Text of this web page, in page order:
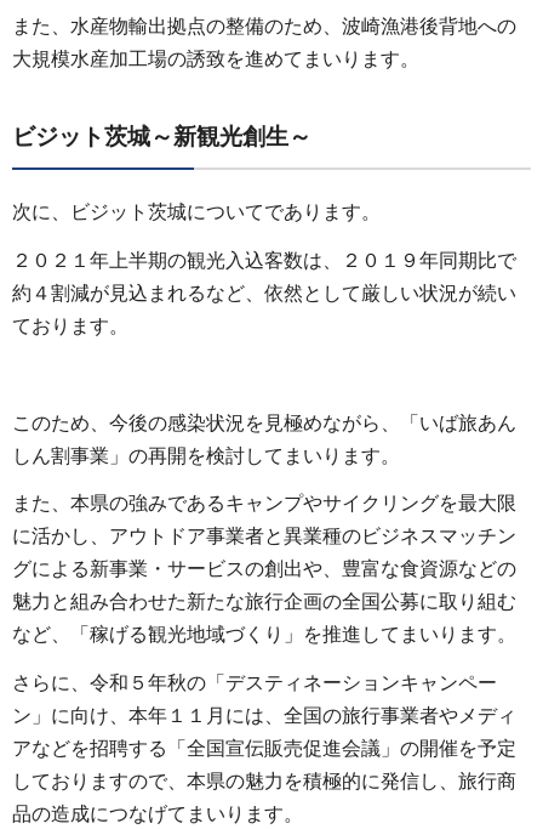
また、水産物輸出拠点の整備のため、波崎漁港後背地への
大規模水産加工場の誘致を進めてまいります。
ビジット茨城～新観光創生～
次に、ビジット茨城についてであります。
２０２１年上半期の観光入込客数は、２０１９年同期比で
約４割減が見込まれるなど、依然として厳しい状況が続い
ております。
このため、今後の感染状況を見極めながら、「いば旅あん
しん割事業」の再開を検討してまいります。
また、本県の強みであるキャンプやサイクリングを最大限
に活かし、アウトドア事業者と異業種のビジネスマッチン
グによる新事業・サービスの創出や、豊富な食資源などの
魅力と組み合わせた新たな旅行企画の全国公募に取り組む
など、「稼げる観光地域づくり」を推進してまいります。
さらに、令和５年秋の「デスティネーションキャンペー
ン」に向け、本年１１月には、全国の旅行事業者やメディ
アなどを招聘する「全国宣伝販売促進会議」の開催を予定
しておりますので、本県の魅力を積極的に発信し、旅行商
品の造成につなげてまいります。